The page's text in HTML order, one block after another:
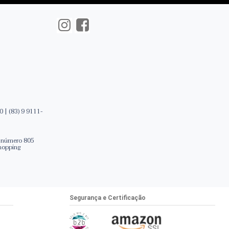
| (83) 9 9111-
805
Segurança e Certificação